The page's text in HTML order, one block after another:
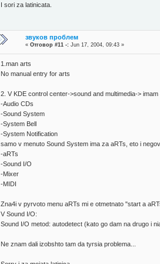
I sori za latinicata.
звуков проблем
«Отговор #11 -: Jun 17, 2004, 09:43 »
1.man arts
No manual entry for arts
2. V KDE control center->sound and multimedia-> imam
-Audio CDs
-Sound System
-System Bell
-System Notification
samo v menuto Sound System ima za aRTs, eto i
-aRTs
-Sound I/O
-Mixer
-MIDI
Zna4i v pyrvoto menu aRTs mi e otmetnato "start a
V Sound I/O:
Sound I/O metod: autodetect (kato go dam na drugo i
Ne znam dali izobshto tam da tyrsia problema...